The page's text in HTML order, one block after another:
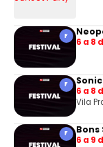
F
6 a 8
F
6 a 8
Vila
F Bons
6 a 9